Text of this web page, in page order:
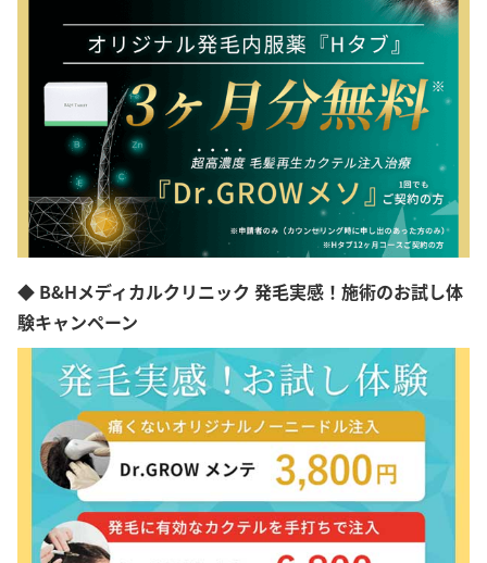
◆ B&Hメディカルクリニック 発毛実感！施術のお試し体
験キャンペーン